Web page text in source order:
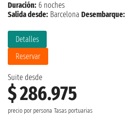
Suite desde
$ 286.975
precio por persona Tasas portuarias
Detalles
Reservar
Duración: 6 noches
Salida desde: Barcelona Desembarque: